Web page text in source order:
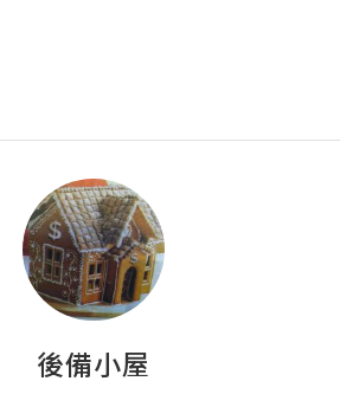
後備小屋